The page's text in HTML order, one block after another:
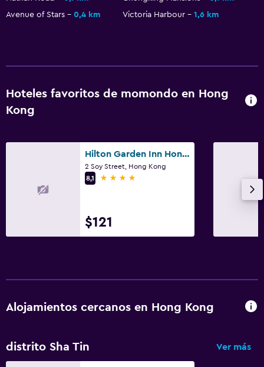
Limpieza diaria
Avenue of Stars
0,4 km Victoria Harbour 1,6 km
Hoteles favoritos de momondo en Hong
Kong
Hilton Garden Inn Hong Kong Mongkok
2 Soy Street, Hong Kong
8,1
4 estrellas
$121
Alojamientos cercanos en Hong Kong
distrito Sha Tin Ver más